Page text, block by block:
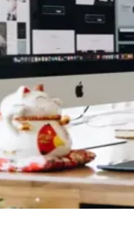
JandiraItapeviCotiaPirapora
Caieiras
SerraEmbu das ArtesSão Roque